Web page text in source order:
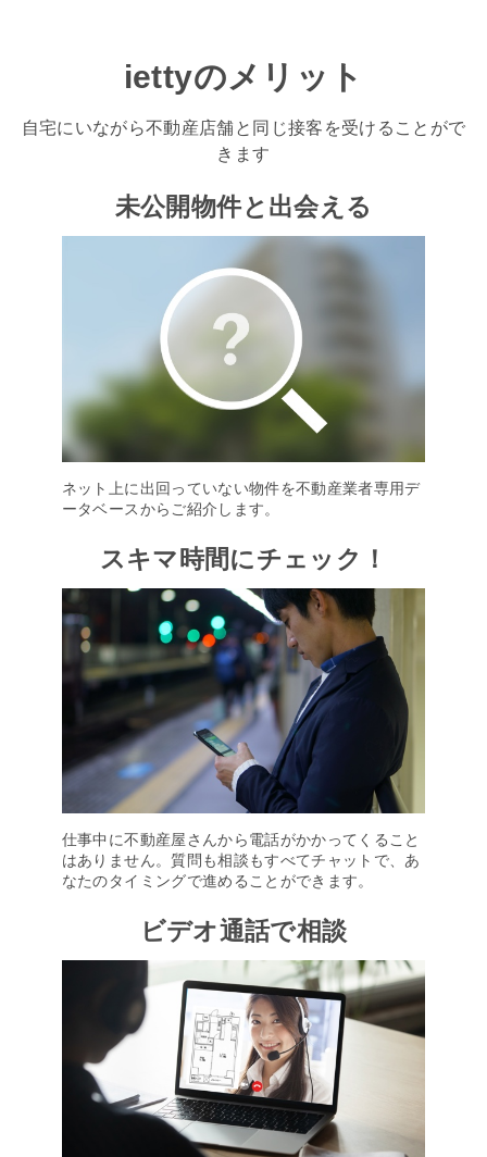
iettyのメリット
自宅にいながら不動産店舗と同じ接客を受けることがで
きます
未公開物件と出会える
ネット上に出回っていない物件を不動産業者専用デ
ータベースからご紹介します。
スキマ時間にチェック！
仕事中に不動産屋さんから電話がかかってくること
はありません。質問も相談もすべてチャットで、あ
なたのタイミングで進めることができます。
ビデオ通話で相談